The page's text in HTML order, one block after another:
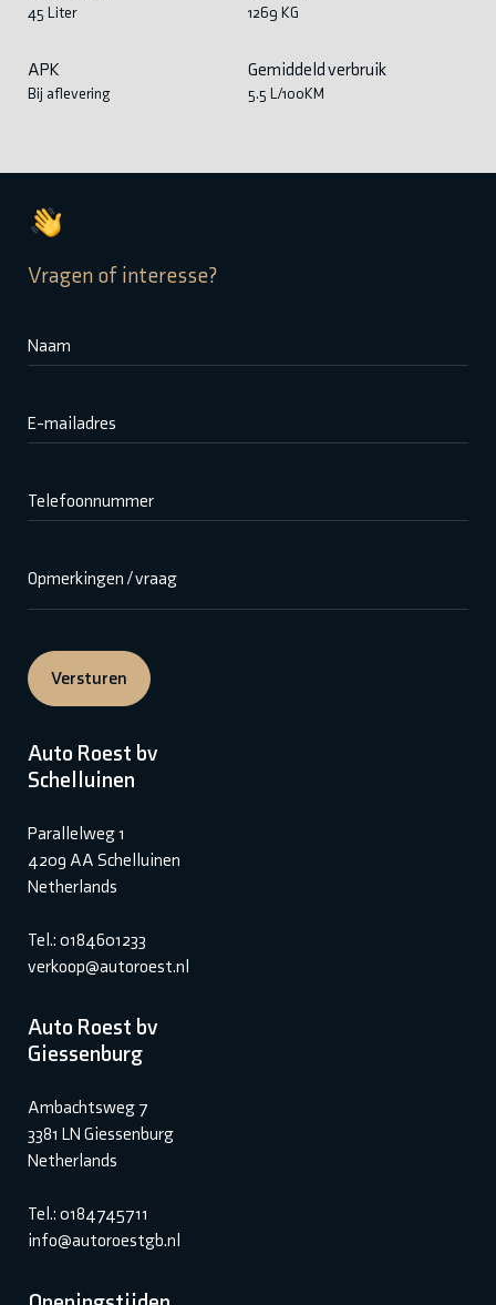
45 Liter 1269 KG
APK
Bij aflevering
Gemiddeld verbruik
5.5 L/100KM
Vragen of interesse?
Naam
E-mailadres
Telefoonnummer
Opmerkingen / vraag
Versturen
Auto Roest bv
Schelluinen
Parallelweg 1
4209 AA Schelluinen
Netherlands
Tel.: 0184601233
verkoop@autoroest.nl
Auto Roest bv
Giessenburg
Ambachtsweg 7
3381 LN Giessenburg
Netherlands
Tel.: 0184745711
info@autoroestgb.nl